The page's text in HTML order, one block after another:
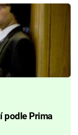
podle Prima